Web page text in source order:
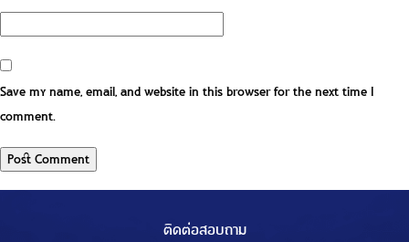
Save my name, email, and website in this browser for the next time I
comment.
ติดต่อสอบถาม